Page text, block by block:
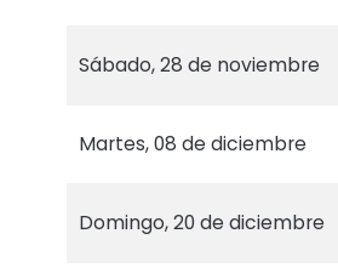
Sábado, 28 de noviembre
Martes, 08 de diciembre
Domingo, 20 de diciembre